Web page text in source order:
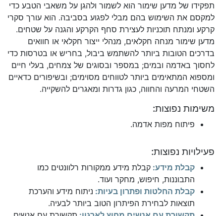
תפקידו של מדען שימור הוא לשמור ולהגן על משאבי הטבע כדי
למקסם את השימוש בהם מבלי לפגוע בסביבה. הוא עורך סקרי
קרקע ומנתח תוכניות לעצירת סחף הקרקע והגנה על שטחים.
מדען שימור מנחה חקלאים, מנהלי ייצור חקלאי או חוואים
בדרכים הטובות ביותר להשתמש ביבול, בחריש או בטרסות כדי
לחסוך באדמה ובמים; במספר ובסוגים של צמחים, בעלי חיים
ומספוא המתאימים ביותר לטווחים מסוימים; ובשיפורים כדאיים
השטחי המרעה והחווה, כגון גדרות ומאגרים להשקייה.
משימות נפוצות:
פיתוח מפות אדמה.
פעילויות נפוצות:
קבלת מידע: קבלת מידע ממקורות רלוונטים כמו
התבוננות, חיפוש, מחקר ועוד.
קבלת החלטות ופתרון בעיות: ניתוח מידע והערכת
תוצאות לבחירת הפיתרון הטוב ביותר לבעיה.